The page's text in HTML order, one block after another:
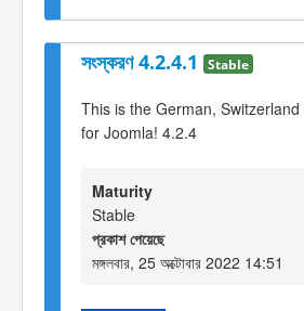
সংস্করণ 4.2.4.1 Stable
This is the German,
for Joomla! 4.2.4
Maturity
Stable
প্রকাশ পেয়েছে
মঙ্গলবার, 25 অক্টোবার 2022 14:51